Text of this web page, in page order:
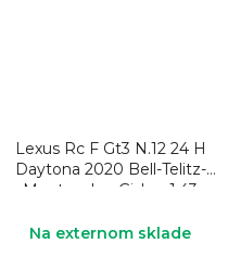
Lexus Rc F Gt3 N.12 24 H
Daytona 2020 Bell-Telitz-
Montecalvo-Gisber.1:43
Na externom sklade